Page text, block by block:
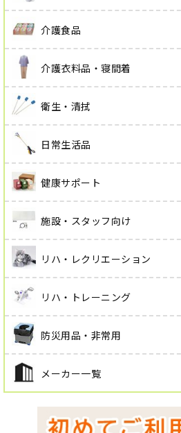
介護食品
介護衣料品・寝間着
衛生・清拭
日常生活品
健康サポート
施設・スタッフ向け
リハ・レクリエーション
リハ・トレーニング
防災用品・非常用
メーカー一覧